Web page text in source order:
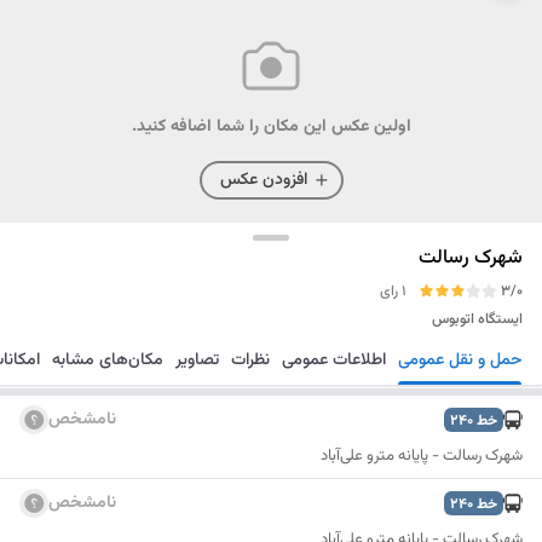
اولین عکس این مکان را شما اضافه کنید.
افزودن عکس
شهرک رسالت
3/0
1 رای
ایستگاه اتوبوس
مسیریابی ذخیره ارسال حمل و نقل عمومی اطلاعات عمومی نظرات تصاویر مکان‌های مشابه
خط240 نامشخص
شهرک رسالت - پایانه مترو علی‌آباد
خط240 نامشخص